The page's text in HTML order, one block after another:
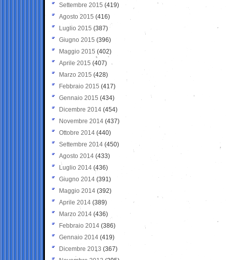
Settembre 2015 (419)
Agosto 2015 (416)
Luglio 2015 (387)
Giugno 2015 (396)
Maggio 2015 (402)
Aprile 2015 (407)
Marzo 2015 (428)
Febbraio 2015 (417)
Gennaio 2015 (434)
Dicembre 2014 (454)
Novembre 2014 (437)
Ottobre 2014 (440)
Settembre 2014 (450)
Agosto 2014 (433)
Luglio 2014 (436)
Giugno 2014 (391)
Maggio 2014 (392)
Aprile 2014 (389)
Marzo 2014 (436)
Febbraio 2014 (386)
Gennaio 2014 (419)
Dicembre 2013 (367)